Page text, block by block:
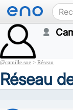
@camille.soe > Réseau
Réseau